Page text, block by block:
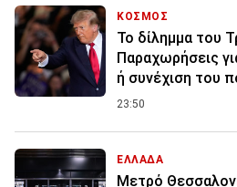
ΚΟΣΜΟΣ
Το δίλημμα του
Παραχωρήσεις
ή συνέχιση του
23:50
ΕΛΛΑΔΑ
Μετρό